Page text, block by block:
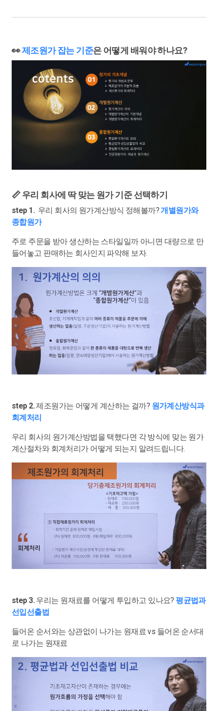
👀제조원가 잡는 기준은 어떻게 배워야 하나요?
📏 우리 회사에 딱 맞는 원가 기준 선택하기
step 1.우리 회사의 원가계산방식 정해볼까?개별원가와
종합원가
주로 주문을 받아 생산하는 스타일일까 아니면 대량으로 만
들어놓고 판매하는 회사인지 파악해 보자.
step 2.제조원가는 어떻게 계산하는 걸까? 원가계산방식과
회계처리
우리 회사의 원가계산방법을 택했다면 각 방식에 맞는 원가
계산절차와 회계처리가 어떻게 되는지 알려드립니다.
step 3.우리는 원재료를 어떻게 투입하고 있나요?평균법과
선입선출법
들어온 순서와는 상관없이 나가는 원재료 vs 들어온 순서대
로 나가는 원재료